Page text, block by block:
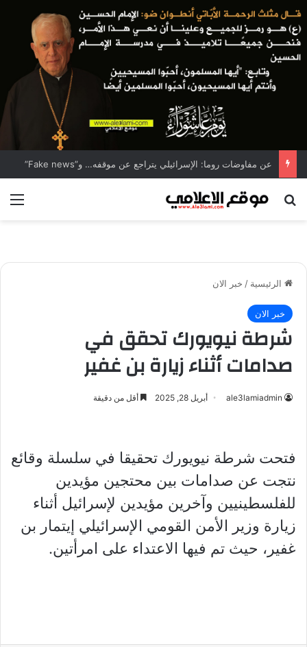
عن مفاوضات روما: الإسرائيلي يتراجع عن موقفه… و”Fake news”
بحث عن
الرئيسية / خبر الان
خبر الان
شرطة نيويورك تحقق في
صدامات أثناء زيارة بن غفير
ale3lamiadmin أبريل 28, 2025 أقل من دقيقة
فتحت شرطة نيويورك تحقيقا في سلسلة وقائع
نتجت عن صدامات بين محتجين مؤيدين
للفلسطينيين وآخرين مؤيدين لإسرائيل أثناء
زيارة وزير الأمن القومي الإسرائيلي إيتمار بن
غفير، حيث تم فيها الاعتداء على امرأتين.